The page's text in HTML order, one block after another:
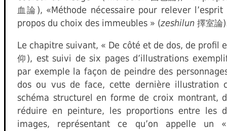
血論 ), «Méthode nécessaire pour relever l’esprit
propos du choix des immeubles » (zeshilun 擇室論
Le chapitre suivant, « De côté et de dos, de profil
仰 ), est suivi de six pages d’illustrations
par exemple la façon de peindre des
dos ou vus de face, cette dernière illustration
schéma structurel en forme de croix montrant,
réduire en peinture, les proportions entre les
images, représentant ce qu’on appelle